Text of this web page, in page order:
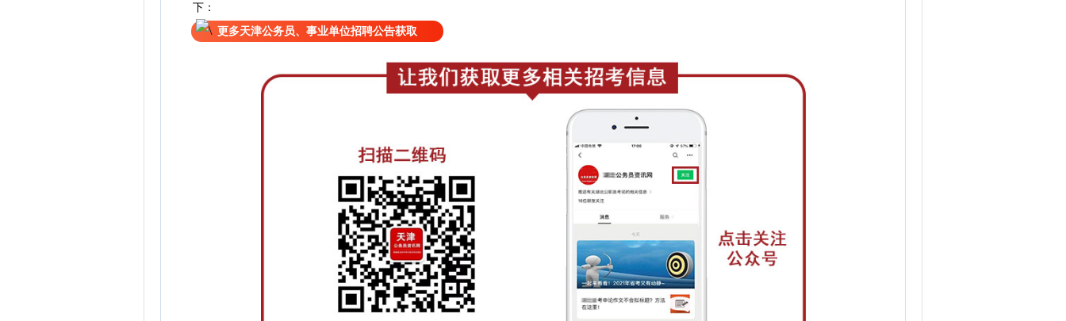
下：
更多天津公务员、事业单位招聘公告获取